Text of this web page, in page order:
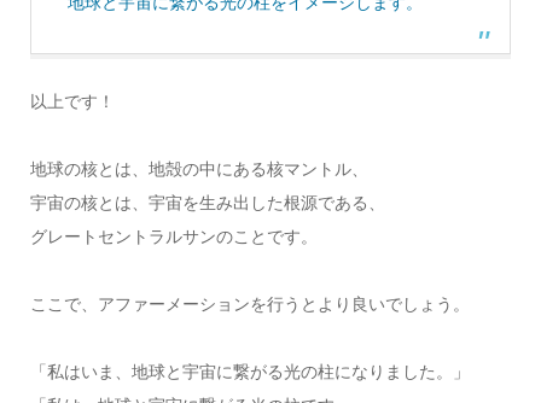
以上です！
地球の核とは、地殻の中にある核マントル、
宇宙の核とは、宇宙を生み出した根源である、
グレートセントラルサンのことです。
ここで、アファーメーションを行うとより良いでしょう。
「私はいま、地球と宇宙に繋がる光の柱になりました。」